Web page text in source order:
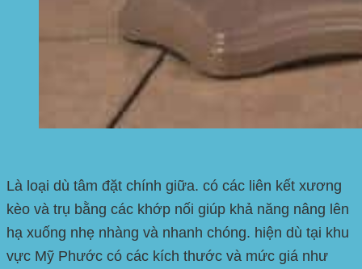
Là loại dù tâm đặt chính giữa. có các liên kết xương
kèo và trụ bằng các khớp nối giúp khả năng nâng lên
hạ xuống nhẹ nhàng và nhanh chóng. hiện dù tại khu
vực Mỹ Phước có các kích thước và mức giá như